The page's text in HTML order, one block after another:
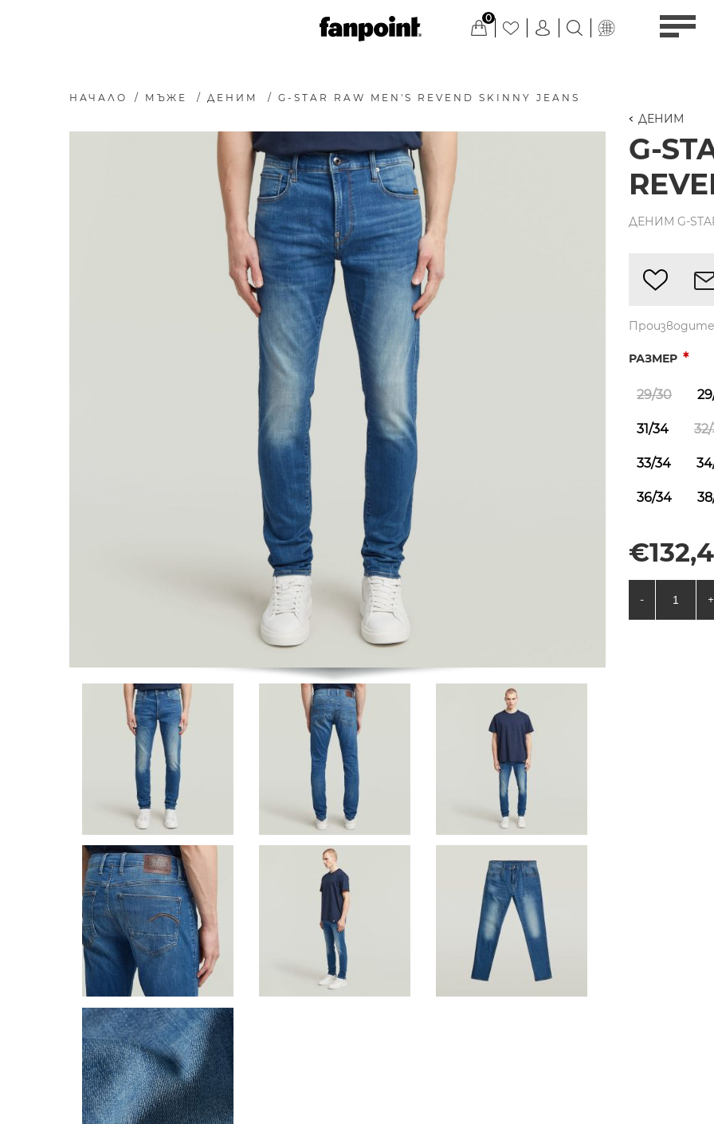
0
НАЧАЛО / МЪЖЕ / ДЕНИМ / G-STAR RAW MEN'S REVEND SKINNY JEANS
ДЕНИМ
G-
ДЕНИМ G-
РАЗМЕР *
29/30
31/34
33/34
36/34
- +